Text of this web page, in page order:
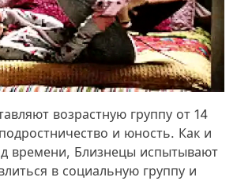
возрастную группу от 14
и юность. Как и
времени, Близнецы испытывают
в социальную группу и